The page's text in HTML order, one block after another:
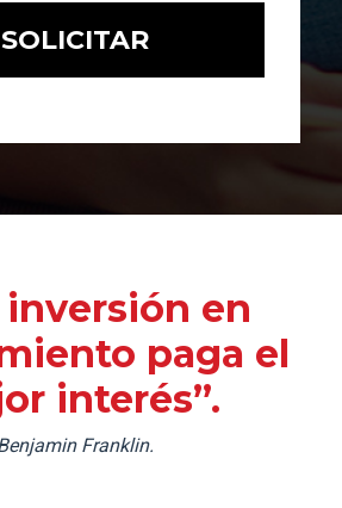
inversión en
paga el
interés”.
Franklin.